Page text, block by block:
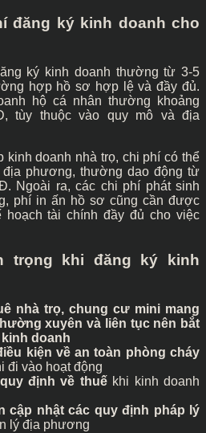
đăng ký kinh doanh cho
ký kinh doanh thường từ 3-5
hợp hồ sơ hợp lệ và đầy đủ.
hộ cá nhân thường khoảng
tùy thuộc vào quy mô và địa
doanh nhà trọ, chi phí có thể
địa phương, thường dao động từ
Ngoài ra, các chi phí phát sinh
phí in ấn hồ sơ cũng cần được
hoạch tài chính đầy đủ cho việc
trọng khi đăng ký kinh
nhà trọ, chung cư mini mang
xuyên và liên tục nên bắt
doanh
kiện về an toàn phòng cháy
đi vào hoạt động
định về thuếkhi kinh doanh
cập nhật các quy định pháp lý
lý địa phương